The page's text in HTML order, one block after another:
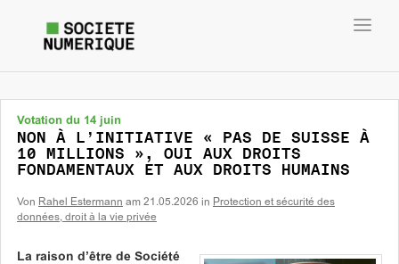
Votation du 14 juin
NON À L’INITIATIVE « PAS DE SUISSE À
10 MILLIONS », OUI AUX DROITS
FONDAMENTAUX ET AUX DROITS HUMAINS
Von Rahel Estermann am 21.05.2026 in Protection et sécurité des
données, droit à la vie privée
La raison d’être de Société